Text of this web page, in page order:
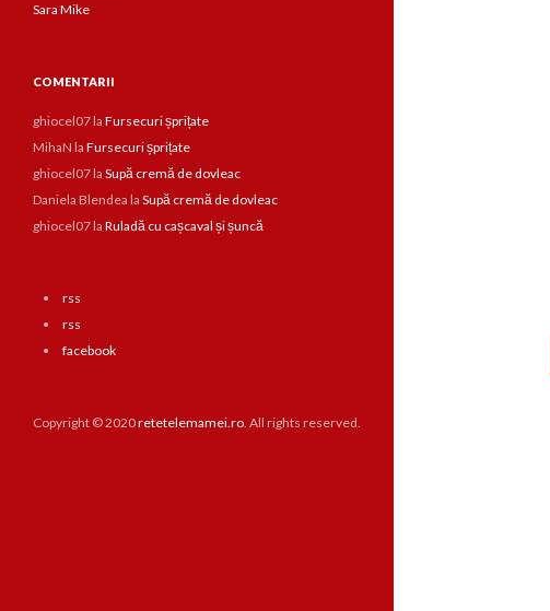
Sara Mike
COMENTARII
ghiocel07la Fursecuri șprițate
MihaN la Fursecuri șprițate
ghiocel07la Supă cremă de dovleac
Daniela Blendea la Supă cremă de dovleac
ghiocel07la Ruladă cu cașcaval și șuncă
rss
rss
facebook
Copyright © 2020retetelemamei.ro. All rights reserved.